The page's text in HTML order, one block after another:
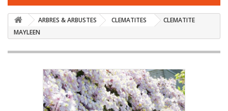
ARBRES & ARBUSTES CLEMATITES
CLEMATITE
MAYLEEN